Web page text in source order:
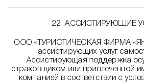
22. АССИСТИРУЮЩИЕ
ООО «ТУРИСТИЧЕСКАЯ ФИРМА
ассистирующих услуг
Ассистирующая поддержка
страховщиком или привлеченной
компанией в соответствии с